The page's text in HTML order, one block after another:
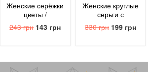
Женские серёжки
цветы /
серебристые
243 грн 143 грн
Женские круглые
серьги с
блестящим
цирконием
330 грн 199 грн